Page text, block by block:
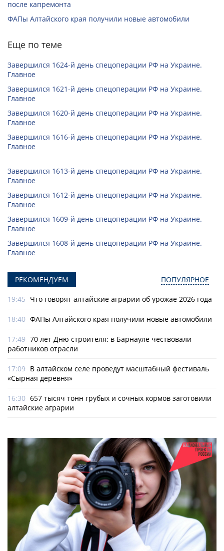
после капремонта
ФАПы Алтайского края получили новые автомобили
Еще по теме
Завершился 1624-й день спецоперации РФ на Украине.
Главное
Завершился 1621-й день спецоперации РФ на Украине.
Главное
Завершился 1620-й день спецоперации РФ на Украине.
Главное
Завершился 1616-й день спецоперации РФ на Украине.
Главное
Завершился 1613-й день спецоперации РФ на Украине.
Главное
Завершился 1612-й день спецоперации РФ на Украине.
Главное
Завершился 1609-й день спецоперации РФ на Украине.
Главное
Завершился 1608-й день спецоперации РФ на Украине.
Главное
РЕКОМЕНДУЕМ ПОПУЛЯРНОЕ
19:45 Что говорят алтайские аграрии об урожае 2026 года
18:40 ФАПы Алтайского края получили новые автомобили
17:49 70 лет Дню строителя: в Барнауле чествовали
работников отрасли
17:09 В алтайском селе проведут масштабный фестиваль
«Сырная деревня»
16:30 657 тысяч тонн грубых и сочных кормов заготовили
алтайские аграрии